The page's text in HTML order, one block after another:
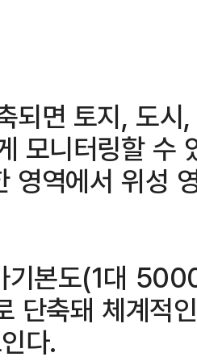
되면 토지, 도시
모니터링할 수
영역에서 위성
기본도(1대
단축돼 체계적
다.